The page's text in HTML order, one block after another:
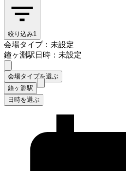
絞り込み1
会場タイプ：未設定
鐘ヶ淵駅日時：未設定
会場タイプを選ぶ
鐘ヶ淵駅
日時を選ぶ